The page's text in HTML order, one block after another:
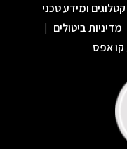
קטלוגים ומידע טכני
מדיניות ביטולים |
קו אפס